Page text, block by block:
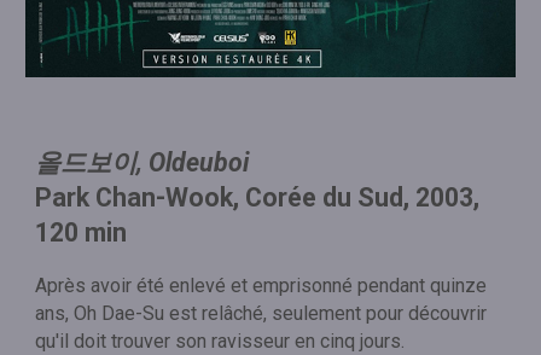
올드보이, Oldeuboi
Park Chan-Wook, Corée du Sud, 2003,
120 min
Après avoir été enlevé et emprisonné pendant quinze
ans, Oh Dae-Su est relâché, seulement pour découvrir
qu'il doit trouver son ravisseur en cinq jours.